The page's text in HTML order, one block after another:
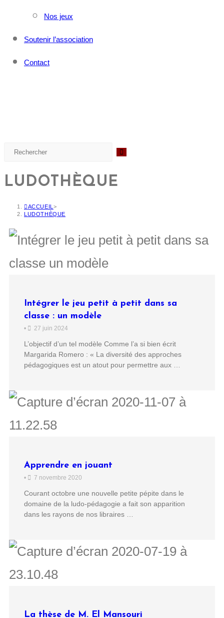
Nos jeux
Soutenir l’association
Contact
LUDOTHÈQUE
ACCUEIL >
LUDOTHÈQUE
Intégrer le jeu petit à petit dans sa
classe : un modèle
• 27 juin 2024
L’objectif d’un tel modèle Comme l’a si bien écrit
Margarida Romero : « La diversité des approches
pédagogiques est un atout pour permettre aux …
Apprendre en jouant
• 7 novembre 2020
Courant octobre une nouvelle petite pépite dans le
domaine de la ludo-pédagogie a fait son apparition
dans les rayons de nos libraires …
La thèse de M. El Mansouri